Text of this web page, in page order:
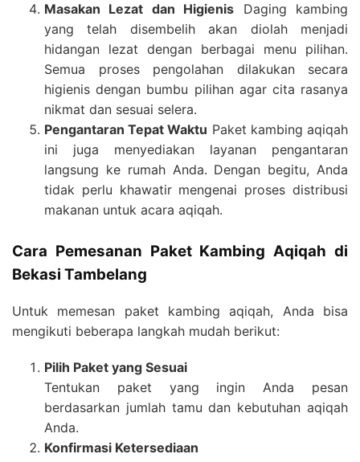
Masakan Lezat dan Higienis Daging kambing
yang telah disembelih akan diolah menjadi
hidangan lezat dengan berbagai menu pilihan.
Semua proses pengolahan dilakukan secara
higienis dengan bumbu pilihan agar cita rasanya
nikmat dan sesuai selera.
Pengantaran Tepat Waktu Paket kambing aqiqah
ini juga menyediakan layanan pengantaran
langsung ke rumah Anda. Dengan begitu, Anda
tidak perlu khawatir mengenai proses distribusi
makanan untuk acara aqiqah.
Cara Pemesanan Paket Kambing Aqiqah di
Bekasi Tambelang
Untuk memesan paket kambing aqiqah, Anda bisa
mengikuti beberapa langkah mudah berikut:
Pilih Paket yang Sesuai
Tentukan paket yang ingin Anda pesan
berdasarkan jumlah tamu dan kebutuhan aqiqah
Anda.
Konfirmasi Ketersediaan